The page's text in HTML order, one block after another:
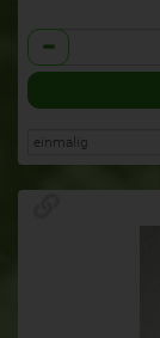
Anzahl